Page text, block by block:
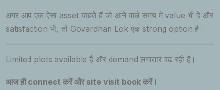
अगर आप एक ऐसा asset चाहते हैं जो आने वाले समय में value भी दे और
satisfaction भी, तो Govardhan Lok एक strong option है।
Limited plots available हैं और demand लगातार बढ़ रही है।
आज ही connect करें और site visit book करें।